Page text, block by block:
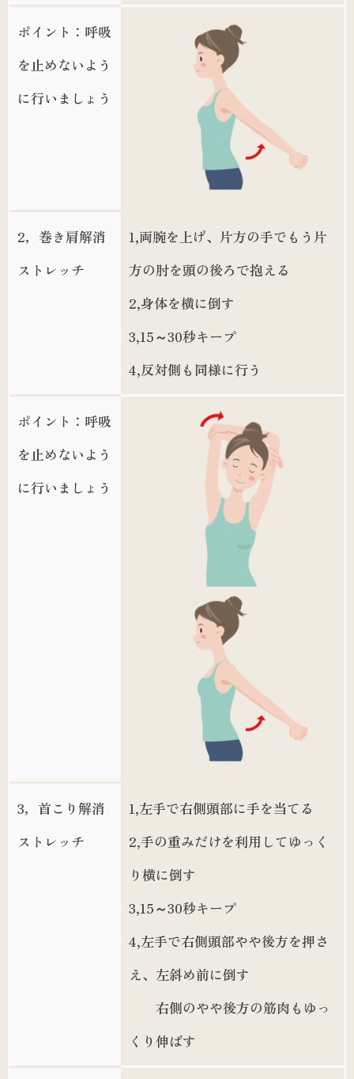
ポイント：呼吸
を止めないよう
に行いましょう
2，巻き肩解消
ストレッチ
1,両腕を上げ、片方の手でもう片
方の肘を頭の後ろで抱える
2,身体を横に倒す
3,15～30秒キープ
4,反対側も同様に行う
ポイント：呼吸
を止めないよう
に行いましょう
3，首こり解消
ストレッチ
1,左手で右側頭部に手を当てる
2,手の重みだけを利用してゆっく
り横に倒す
3,15～30秒キープ
4,左手で右側頭部やや後方を押さ
え、左斜め前に倒す
右側のやや後方の筋肉もゆっ
くり伸ばす